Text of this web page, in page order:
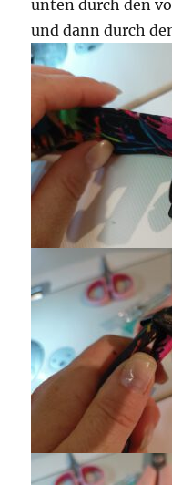
unten durch den
und dann durch